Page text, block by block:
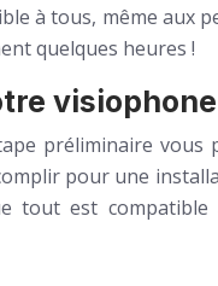
à tous, même aux
quelques heures !
visiophone
préliminaire vous
pour une
tout est compatible